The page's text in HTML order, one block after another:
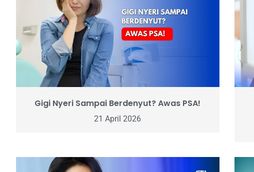
Gigi Nyeri Sampai Berdenyut? Awas PSA!
21 April 2026